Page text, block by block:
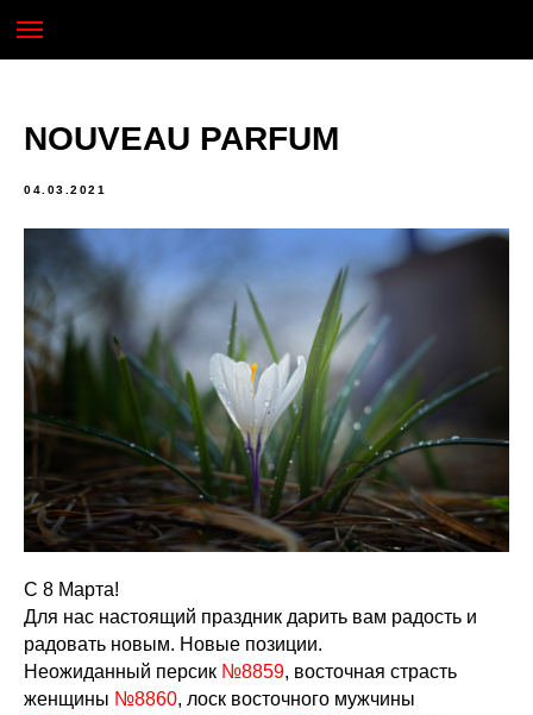
NOUVEAU PARFUM
04.03.2021
С 8 Марта!
Для нас настоящий праздник дарить вам радость и
радовать новым. Новые позиции.
Неожиданный персик №8859, восточная страсть
женщины №8860, лоск восточного мужчины